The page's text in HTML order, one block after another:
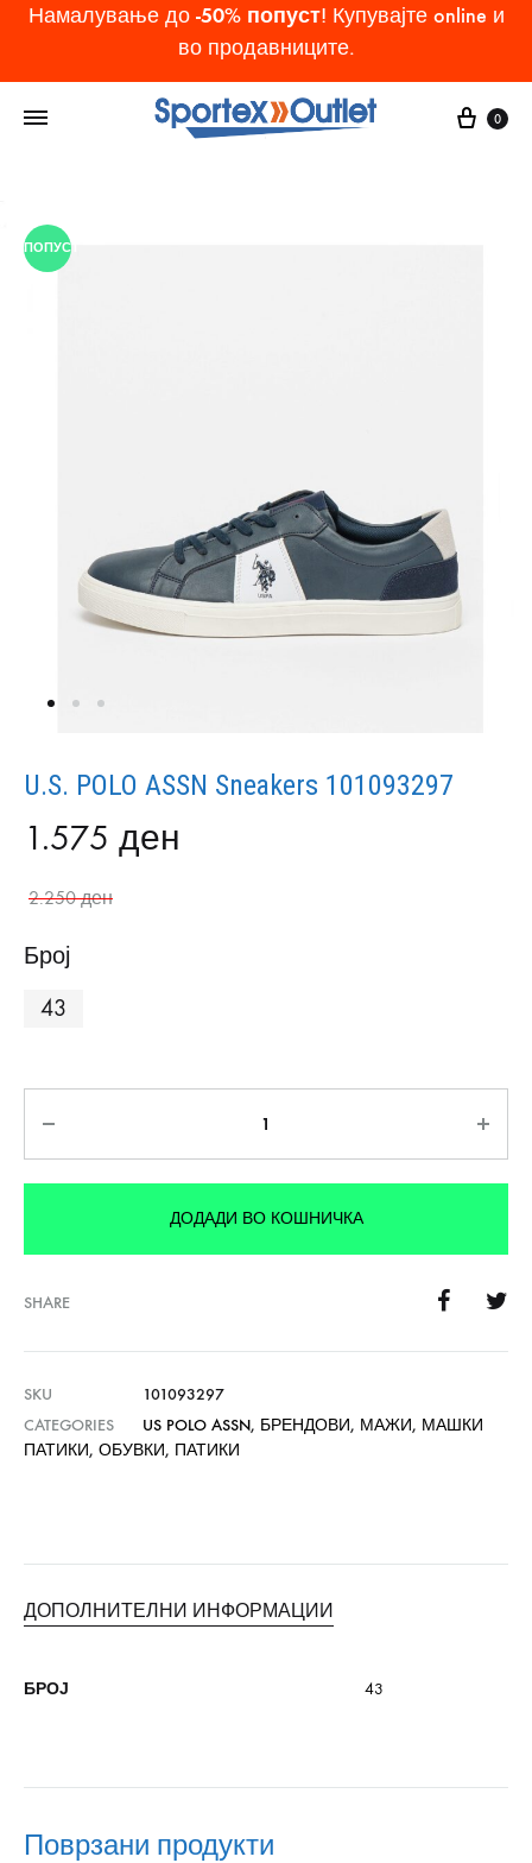
Намалување до -50% попуст! Купувајте online и
во продавниците.
Cart
0
ПОПУСТ
U.S. POLO ASSN Sneakers 101093297
1.575 ден
2.250ден
Број
43
ДОДАДИ ВО КОШНИЧКА
SHARE
SKU
101093297
CATEGORIES
US POLO ASSN, БРЕНДОВИ, МАЖИ, МАШКИ
ПАТИКИ, ОБУВКИ, ПАТИКИ
ДОПОЛНИТЕЛНИ ИНФОРМАЦИИ
БРОЈ 43
Поврзани продукти